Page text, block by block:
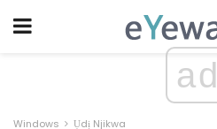
ad
Windows Ụdị Njikwa